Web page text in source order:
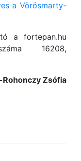
a Vörösmarty-
a fortepan.hu
16208,
Rohonczy Zsófia